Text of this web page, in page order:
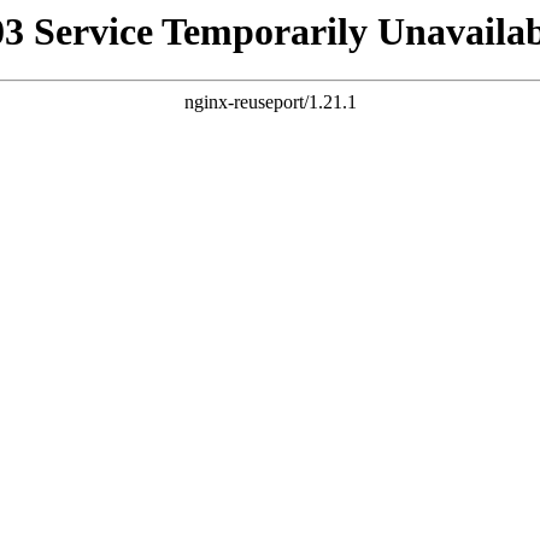
Service Temporarily
nginx-reuseport/1.21.1